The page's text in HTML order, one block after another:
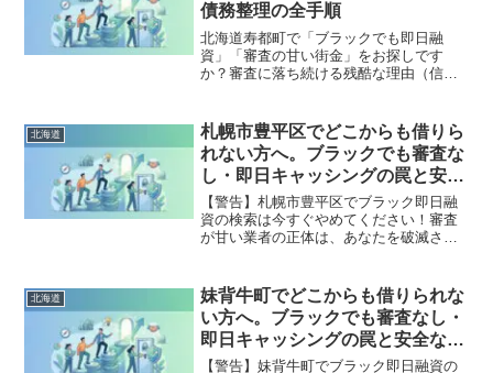
債務整理の全手順
北海道寿都町で「ブラックでも即日融
資」「審査の甘い街金」をお探しです
か？審査に落ち続ける残酷な理由（信用
まで徹底解説。多重債務の地獄から抜け
出し、合法的に借金を減額・免除する
「債務整理」の正しい知識と、今すぐ督
促を止める無料相談窓口をご案内しま
す。
北海道
札幌市豊平区でどこからも借りら
れない方へ。ブラックでも審査な
し・即日キャッシングの罠と安全
な解決策
【警告】札幌市豊平区でブラック即日融
資の検索は今すぐやめてください！審査
が甘い業者の正体は、あなたを破滅させ
す。札幌市豊平区で違法業者を避け、借
金地獄から抜け出した方々の実体験と確
実な解決策を完全公開。
北海道
妹背牛町でどこからも借りられな
い方へ。ブラックでも審査なし・
即日キャッシングの罠と安全な解
決策
【警告】妹背牛町でブラック即日融資の